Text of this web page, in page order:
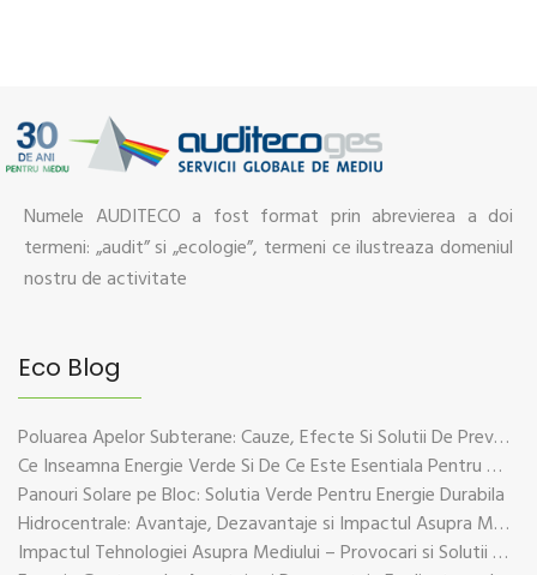
Numele AUDITECO a fost format prin abrevierea a doi
termeni: „audit” si „ecologie”, termeni ce ilustreaza domeniul
nostru de activitate
Eco Blog
Poluarea Apelor Subterane: Cauze, Efecte Si Solutii De Prevenire
Ce Inseamna Energie Verde Si De Ce Este Esentiala Pentru Viitorul Planetei
Panouri Solare pe Bloc: Solutia Verde Pentru Energie Durabila
Hidrocentrale: Avantaje, Dezavantaje si Impactul Asupra Mediului
Impactul Tehnologiei Asupra Mediului – Provocari si Solutii Sustenabile